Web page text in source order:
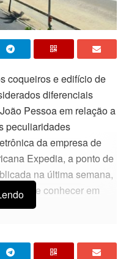
coqueiros e edifício de
diferenciais
Pessoa em relação a
peculiaridades
da empresa de
Expedia, a ponto de
na última semana,
deve conhecer em
pontos turísticos já